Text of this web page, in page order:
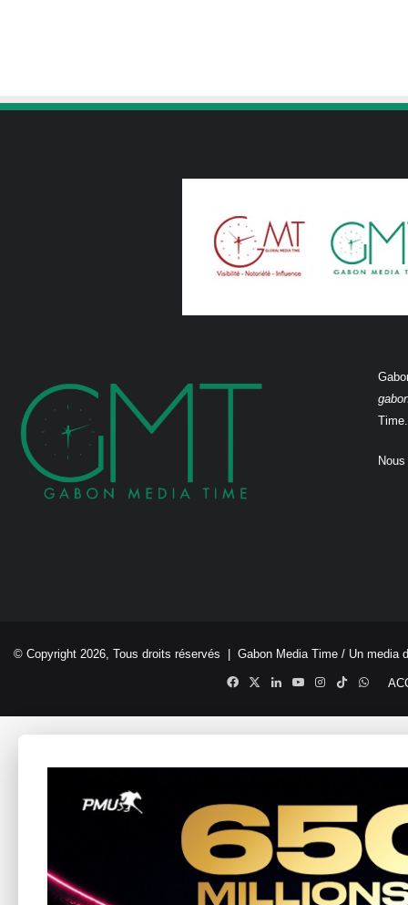
Time.
© Copyright 2026, Tous droits réservés | Gabon Media Time / Un media
Facebook
X LinkedinYouTubeInstagram
TikTok